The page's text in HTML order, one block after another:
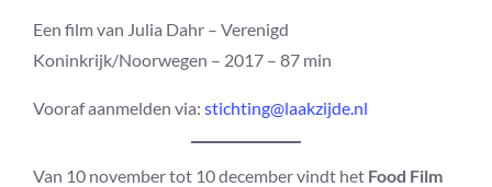
Een film van Julia Dahr – Verenigd
Koninkrijk/Noorwegen – 2017 – 87 min
Vooraf aanmelden via: stichting@laakzijde.nl
Van 10 november tot 10 december vindt het Food Film